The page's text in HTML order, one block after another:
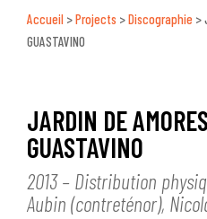
Accueil >Projects >Discographie >
GUASTAVINO
JARDIN DE
GUASTAVINO
2013 – Distribution
Aubin (contreténor),